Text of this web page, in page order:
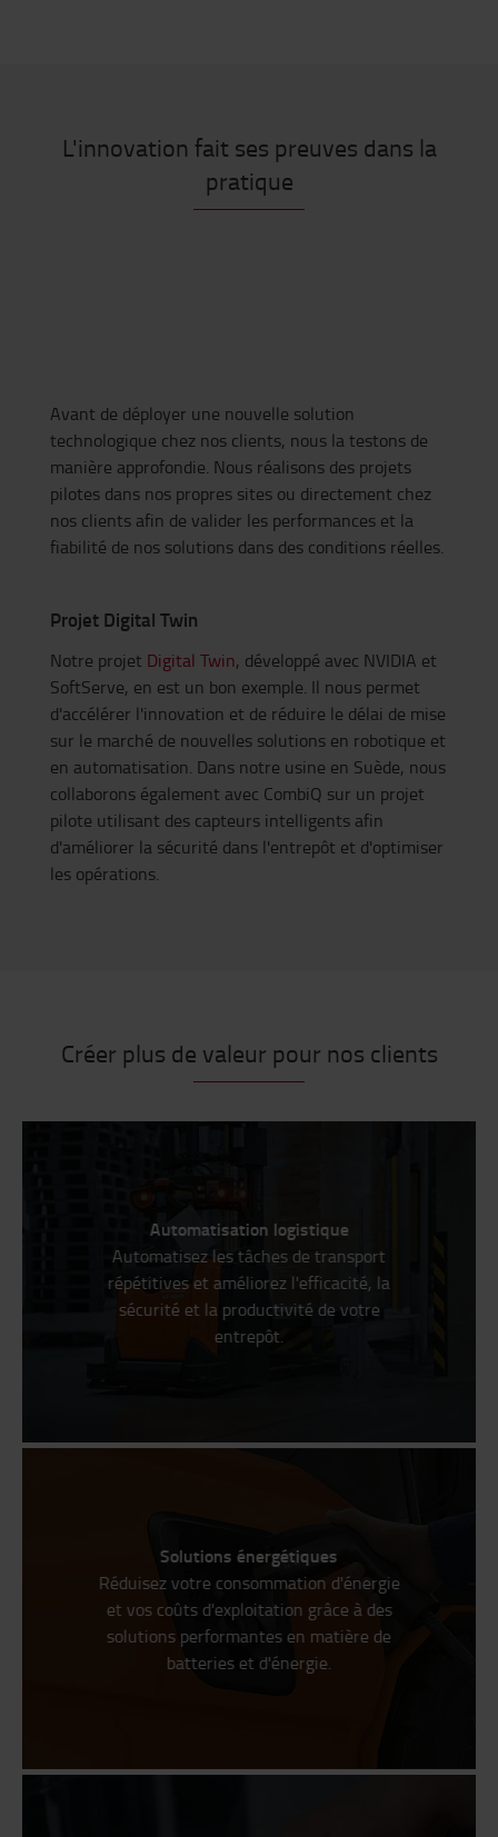
L'innovation fait ses preuves dans la
pratique
Avant de déployer une nouvelle solution
technologique chez nos clients, nous la testons de
manière approfondie. Nous réalisons des projets
pilotes dans nos propres sites ou directement chez
nos clients afin de valider les performances et la
fiabilité de nos solutions dans des conditions réelles.
Projet Digital Twin
Notre projet Digital Twin, développé avec NVIDIA et
SoftServe, en est un bon exemple. Il nous permet
d'accélérer l'innovation et de réduire le délai de mise
sur le marché de nouvelles solutions en robotique et
en automatisation. Dans notre usine en Suède, nous
collaborons également avec CombiQ sur un projet
pilote utilisant des capteurs intelligents afin
d'améliorer la sécurité dans l'entrepôt et d'optimiser
les opérations.
Créer plus de valeur pour nos clients
Automatisation logistique
Automatisez les tâches de transport
répétitives et améliorez l'efficacité, la
sécurité et la productivité de votre
entrepôt.
Solutions énergétiques
Réduisez votre consommation d'énergie
et vos coûts d'exploitation grâce à des
solutions performantes en matière de
batteries et d'énergie.